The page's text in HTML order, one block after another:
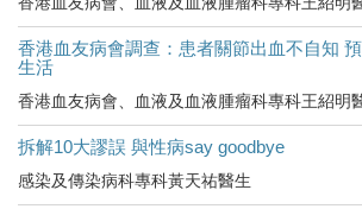
香港血友病會調查：患者關節出血不自知
生活
香港血友病會、血液及血液腫瘤科專科王紹明
拆解10大謬誤 與性病say goodbye
感染及傳染病科專科黃天祐醫生